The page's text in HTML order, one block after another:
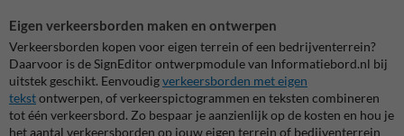
Eigen verkeersborden maken en ontwerpen
Verkeersborden kopen voor eigen terrein of een bedrijventerrein?
Daarvoor is de SignEditor ontwerpmodule van Informatiebord.nl bij
uitstek geschikt. Eenvoudigverkeersborden met eigen
tekstontwerpen, of verkeerspictogrammen en teksten combineren
tot één verkeersbord. Zo bespaar je aanzienlijk op de kosten en hou je
het aantal verkeersborden op jouw eigen terrein of bedijventerrein